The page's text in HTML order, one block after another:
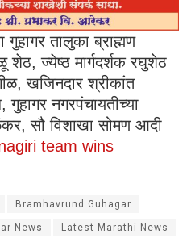
गुहागर तालुका ब्राह्मण
शेठ, ज्येष्ठ मार्गदर्शक रघुशेठ
खजिनदार श्रीकांत
गुहागर नगरपंचायतीच्या
सौ विशाखा सोमण आदी
team wins
Bramhavrund Guhagar
News Latest Marathi News